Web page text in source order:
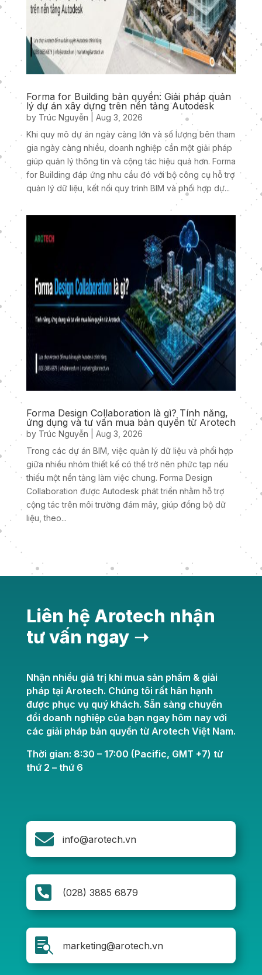
Forma for Building bản quyền: Giải pháp quản
lý dự án xây dựng trên nền tảng Autodesk
by Trúc Nguyễn
Aug 3, 2026
Khi quy mô dự án ngày càng lớn và số lượng bên tham
gia ngày càng nhiều, doanh nghiệp cần một giải pháp
giúp quản lý thông tin và cộng tác hiệu quả hơn. Forma
for Building đáp ứng nhu cầu đó với bộ công cụ hỗ trợ
quản lý dữ liệu, kết nối quy trình BIM và phối hợp dự...
Forma Design Collaboration là gì? Tính năng,
ứng dụng và tư vấn mua bản quyền từ Arotech
by Trúc Nguyễn
Aug 3, 2026
Trong các dự án BIM, việc quản lý dữ liệu và phối hợp
giữa nhiều nhóm thiết kế có thể trở nên phức tạp nếu
thiếu một nền tảng làm việc chung. Forma Design
Collaboration được Autodesk phát triển nhằm hỗ trợ
cộng tác trên môi trường đám mây, giúp đồng bộ dữ
liệu, theo...
Liên hệ Arotech nhận
tư vấn ngay ➝
Nhận nhiều giá trị khi mua sản phẩm & giải
pháp tại Arotech. Chúng tôi rất hân hạnh
được phục vụ quý khách. Sẵn sàng chuyển
đổi doanh nghiệp của bạn ngay hôm nay với
các giải pháp bản quyền từ Arotech Việt Nam.
Thời gian: 8:30 – 17:00 (Pacific, GMT +7) từ
thứ 2 – thứ 6
 info@arotech.vn
 (028) 3885 6879
 marketing@arotech.vn